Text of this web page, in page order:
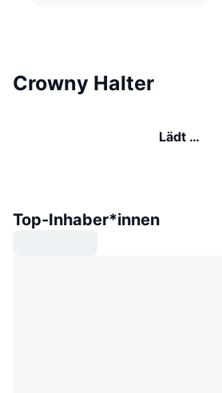
Crowny Halter
Lädt …
Top-Inhaber*innen